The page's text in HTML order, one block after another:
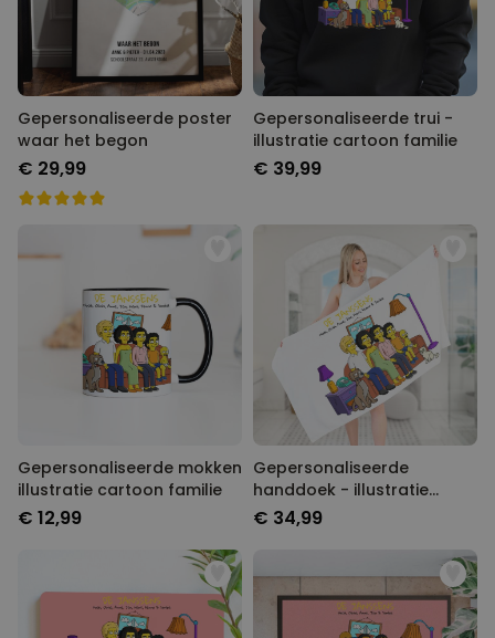
Gepersonaliseerde poster
waar het begon
€ 29,99
Gepersonaliseerde trui -
illustratie cartoon familie
€ 39,99
Gepersonaliseerde mokken
illustratie cartoon familie
€ 12,99
Gepersonaliseerde
handdoek - illustratie
cartoon familie
€ 34,99